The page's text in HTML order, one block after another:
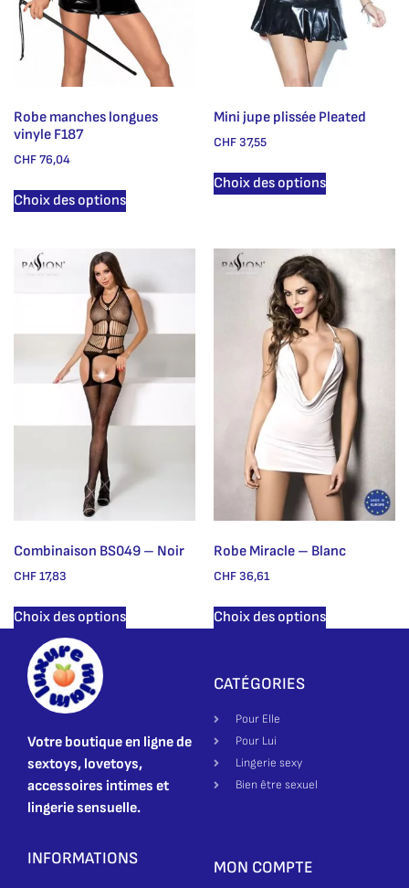
Robe manches longues
vinyle F187
CHF76,04
Choix des options
Mini jupe plissée Pleated
CHF 37,55
Choix des options
Combinaison BS049 – Noir
CHF17,83
Choix des options
Robe Miracle – Blanc
CHF 36,61
Choix des options
Votre boutique en ligne de
sextoys, lovetoys,
accessoires intimes et
lingerie sensuelle.
CATÉGORIES
Pour Elle
Pour Lui
Lingerie sexy
Bien être sexuel
INFORMATIONS MON COMPTE